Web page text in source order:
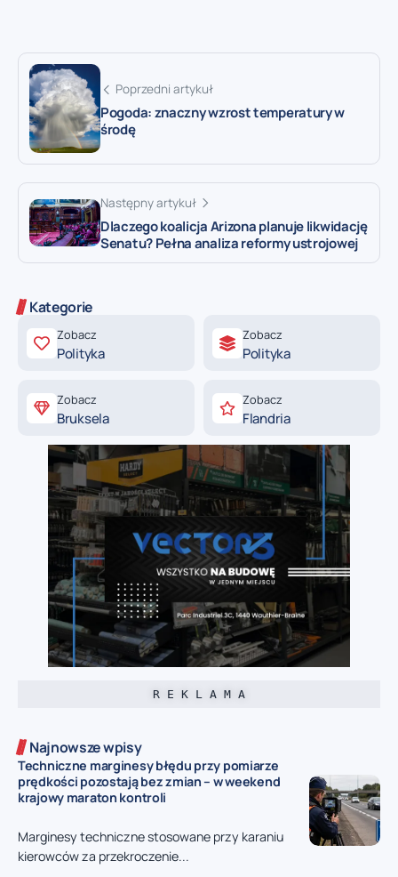
Poprzedni artykuł
Pogoda: znaczny wzrost temperatury w
środę
Następny artykuł
Dlaczego koalicja Arizona planuje likwidację
Senatu? Pełna analiza reformy ustrojowej
Kategorie
Zobacz
Polityka
Zobacz
Polityka
Zobacz
Bruksela
Zobacz
Flandria
R E K L A M A
Najnowsze wpisy
Techniczne marginesy błędu przy pomiarze
prędkości pozostają bez zmian – w weekend
krajowy maraton kontroli
Marginesy techniczne stosowane przy karaniu
kierowców za przekroczenie...